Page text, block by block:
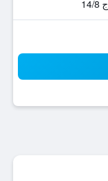
ج 14/8